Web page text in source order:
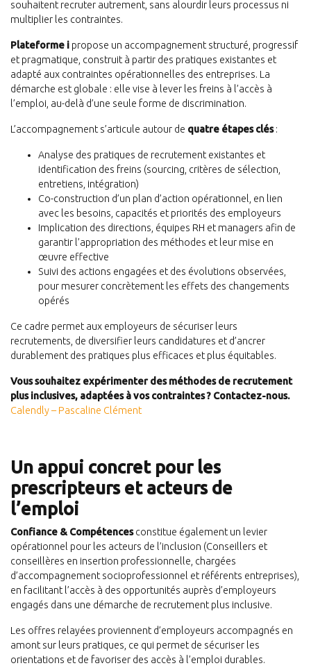
souhaitent recruter autrement, sans alourdir leurs processus ni
multiplier les contraintes.
Plateforme i propose un accompagnement structuré, progressif
et pragmatique, construit à partir des pratiques existantes et
adapté aux contraintes opérationnelles des entreprises. La
démarche est globale : elle vise à lever les freins à l’accès à
l’emploi, au-delà d’une seule forme de discrimination.
L’accompagnement s’articule autour de quatre étapes clés:
Analyse des pratiques de recrutement existantes et
identification des freins (sourcing, critères de sélection,
entretiens, intégration)
Co-construction d’un plan d’action opérationnel, en lien
avec les besoins, capacités et priorités des employeurs
Implication des directions, équipes RH et managers afin de
garantir l’appropriation des méthodes et leur mise en
œuvre effective
Suivi des actions engagées et des évolutions observées,
pour mesurer concrètement les effets des changements
opérés
Ce cadre permet aux employeurs de sécuriser leurs
recrutements, de diversifier leurs candidatures et d’ancrer
durablement des pratiques plus efficaces et plus équitables.
Vous souhaitez expérimenter des méthodes de recrutement
plus inclusives, adaptées à vos contraintes ? Contactez-nous.
Calendly – Pascaline Clément
Un appui concret pour les
prescripteurs et acteurs de
l’emploi
Confiance & Compétencesconstitue également un levier
opérationnel pour les acteurs de l’inclusion (Conseillers et
conseillères en insertion professionnelle, chargées
d’accompagnement socioprofessionnel et référents entreprises),
en facilitant l’accès à des opportunités auprès d’employeurs
engagés dans une démarche de recrutement plus inclusive.
Les offres relayées proviennent d’employeurs accompagnés en
amont sur leurs pratiques, ce qui permet de sécuriser les
orientations et de favoriser des accès à l’emploi durables.